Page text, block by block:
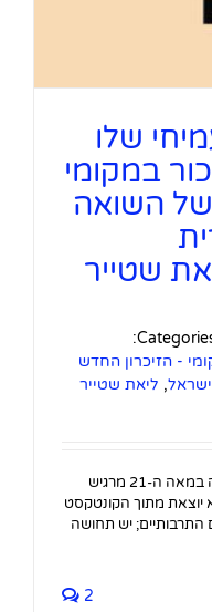
שלו
במקומי
השואה
שטייר
- הזיכרון החדש
, ליאת שטייר
הצבת ראי קולקטיבית לכתוב על שואה במאה ה-21 מרגיש
יוצאת מתוך הקונטקסט
יש תחושה
2